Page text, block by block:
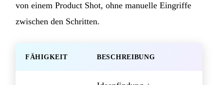
von einem Product Shot, ohne manuelle Eingriffe
zwischen den Schritten.
FÄHIGKEIT BESCHREIBUNG